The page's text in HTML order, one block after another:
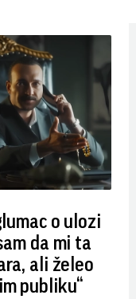
o ulozi
da mi ta
ali želeo
publiku“